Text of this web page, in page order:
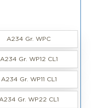
A234 Gr. WPC
A234 Gr. WP12 CL1
A234 Gr. WP11 CL1
A234 Gr. WP22 CL1